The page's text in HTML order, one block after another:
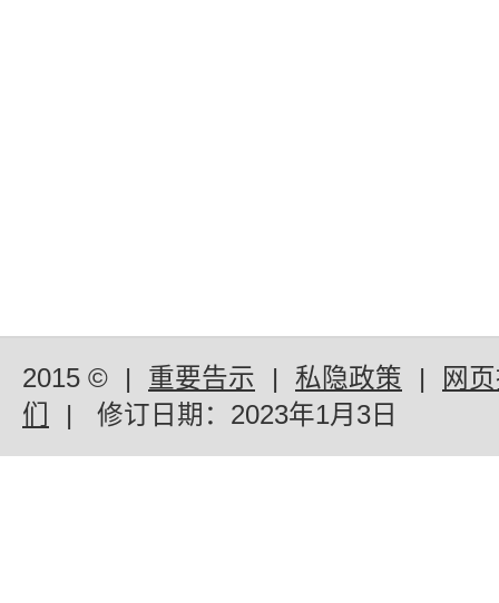
2015 © | 重要告示 | 私隐政策 |
网
们
| 修订日期： 2023年1月3日